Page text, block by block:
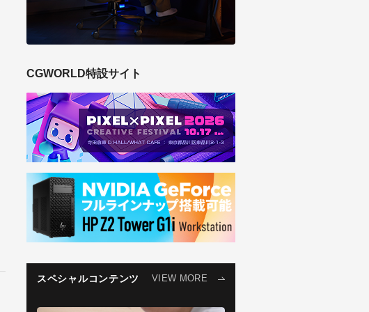
CGWORLD特設サイト
スペシャルコンテンツ VIEW MORE